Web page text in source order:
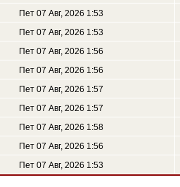
Пет 07 Авг, 2026 1:53
Пет 07 Авг, 2026 1:53
Пет 07 Авг, 2026 1:56
Пет 07 Авг, 2026 1:56
Пет 07 Авг, 2026 1:57
Пет 07 Авг, 2026 1:57
Пет 07 Авг, 2026 1:58
Пет 07 Авг, 2026 1:56
Пет 07 Авг, 2026 1:53